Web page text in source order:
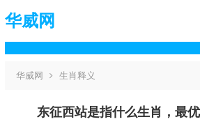
华威网
华威网 生肖释义
东征西站是指什么生肖，最